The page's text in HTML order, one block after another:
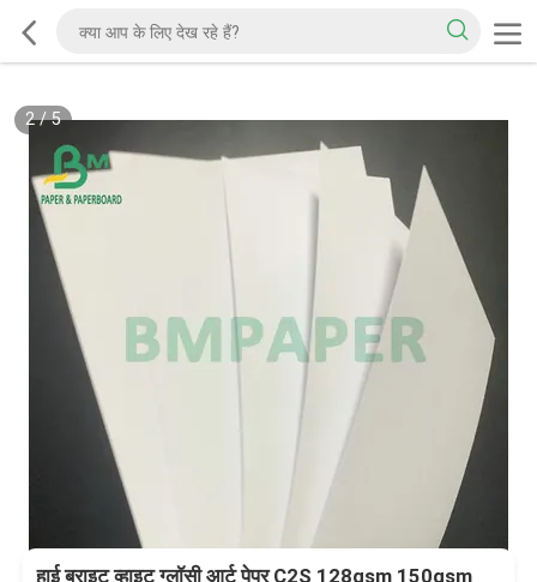
2/5
हाई ब्राइट व्हाइट ग्लॉसी आर्ट पेपर C2S 128gsm 150gsm